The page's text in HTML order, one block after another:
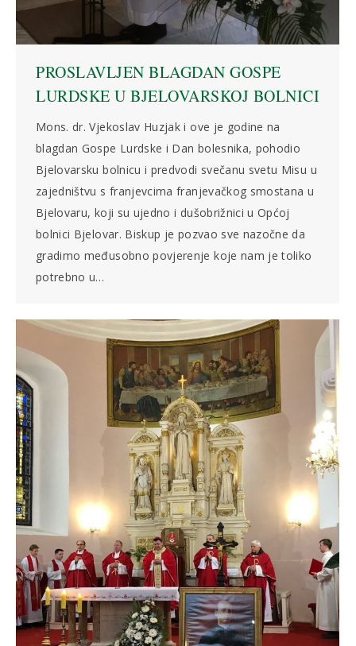
PROSLAVLJEN BLAGDAN GOSPE
LURDSKE U BJELOVARSKOJ BOLNICI
Mons. dr. Vjekoslav Huzjak i ove je godine na
blagdan Gospe Lurdske i Dan bolesnika, pohodio
Bjelovarsku bolnicu i predvodi svečanu svetu Misu u
zajedništvu s franjevcima franjevačkog smostana u
Bjelovaru, koji su ujedno i dušobrižnici u Općoj
bolnici Bjelovar. Biskup je pozvao sve nazočne da
gradimo međusobno povjerenje koje nam je toliko
potrebno u…